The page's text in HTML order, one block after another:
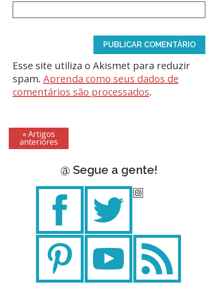
Esse site utiliza o Akismet para reduzir
spam. Aprenda como seus dados de
comentários são processados.
« Artigos
anteriores
@ Segue a gente!